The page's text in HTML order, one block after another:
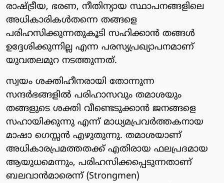
രാഷ്ട്രീയ, ഭരണ, നീതിന്യായ സ്ഥാപനങ്ങളിലെ
അധികാരികൾതന്നെ തങ്ങളെ
പരിഹസിക്കുന്നതുകൂടി സഹിക്കാൻ തങ്ങൾ
ഉദ്ദേശിക്കുന്നില്ല എന്ന പരസ്യപ്രഖ്യാപനമാണ്
യുവതലമുറ നടത്തുന്നത്.
സ്വയം ശക്തിഹീനരായി തോന്നുന്ന
സന്ദർഭങ്ങളിൽ പരിഹാസവും തമാശയും
തങ്ങളുടെ ശക്തി വീണ്ടെടുക്കാൻ ജനങ്ങളെ
സഹായിക്കുന്നു എന്ന് മാധ്യമപ്രവർത്തകനായ
മാഷാ ഗെസ്സൻ എഴുതുന്നു. തമാശയാണ്
അധികാരപ്രമത്തതക്ക് എതിരായ ഫലപ്രദമായ
ആയുധമെന്നും, പരിഹസിക്കപ്പെടുന്നതാണ്
ബലവാൻമാരെന്ന് (Strongmen)